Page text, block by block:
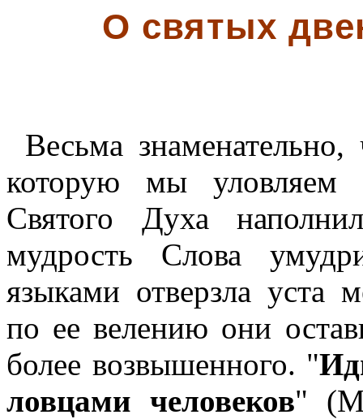
О святых
Весьма
которую мы уловляем
Святого Духа
мудрость Слова
языками отверзла уста
по ее велению они
более возвышенного. "
ловцами человеков"